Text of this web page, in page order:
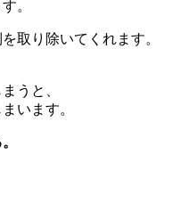
。
取り除いてくれます。
うと、
います。